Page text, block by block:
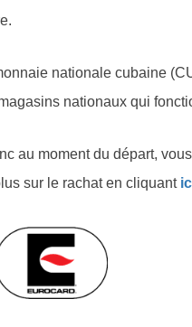
nationale cubaine
nationaux qui
au moment du départ,
sur le rachat en cliquant